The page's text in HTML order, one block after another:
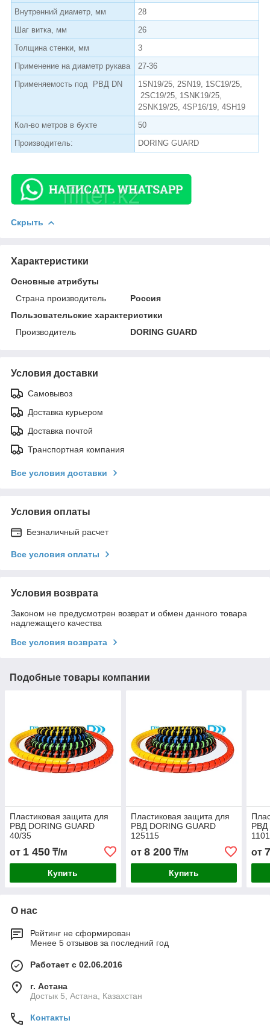
Внутренний диаметр, мм
28
Шаг витка, мм
26
Толщина стенки, мм
3
Применение на диаметр рукава
27-36
Применяемость под РВД DN
1SN19/25, 2SN19, 1SC19/25,
2SC19/25, 1SNK19/25,
2SNK19/25, 4SP16/19, 4SH19
Кол-во метров в бухте
50
Производитель:
DORING GUARD
Скрыть
Характеристики
Основные атрибуты
Страна производитель
Россия
Пользовательские характеристики
Производитель
DORING GUARD
Условия доставки
Самовывоз
Доставка курьером
Доставка почтой
Транспортная компания
Все условия доставки
Условия оплаты
Безналичный расчет
Все условия оплаты
Условия возврата
Законом не предусмотрен возврат и обмен данного товара
надлежащего качества
Все условия возврата
Подобные товары компании
Пластиковая защита для
РВД DORING GUARD
40/35
от 1 450 ₸/м
Купить
Пластиковая защита для
РВД DORING GUARD
125115
от 8 200₸/м
Купить
РВД
от
О нас
Рейтинг не сформирован
Менее 5 отзывов за последний год
Работает с 02.06.2016
г. Астана
Достык 5, Астана, Казахстан
Контакты